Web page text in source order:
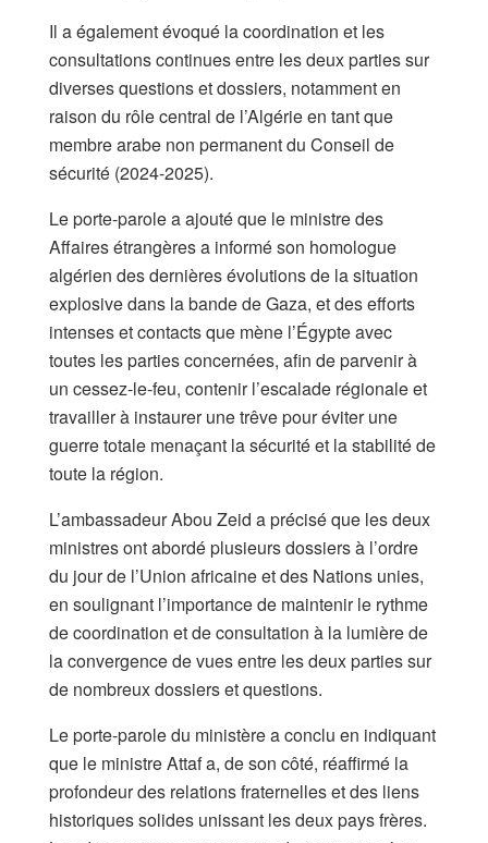
Il a également évoqué la coordination et les
consultations continues entre les deux parties sur
diverses questions et dossiers, notamment en
raison du rôle central de l’Algérie en tant que
membre arabe non permanent du Conseil de
sécurité (2024-2025).
Le porte-parole a ajouté que le ministre des
Affaires étrangères a informé son homologue
algérien des dernières évolutions de la situation
explosive dans la bande de Gaza, et des efforts
intenses et contacts que mène l’Égypte avec
toutes les parties concernées, afin de parvenir à
un cessez-le-feu, contenir l’escalade régionale et
travailler à instaurer une trêve pour éviter une
guerre totale menaçant la sécurité et la stabilité de
toute la région.
L’ambassadeur Abou Zeid a précisé que les deux
ministres ont abordé plusieurs dossiers à l’ordre
du jour de l’Union africaine et des Nations unies,
en soulignant l’importance de maintenir le rythme
de coordination et de consultation à la lumière de
la convergence de vues entre les deux parties sur
de nombreux dossiers et questions.
Le porte-parole du ministère a conclu en indiquant
que le ministre Attaf a, de son côté, réaffirmé la
profondeur des relations fraternelles et des liens
historiques solides unissant les deux pays frères.